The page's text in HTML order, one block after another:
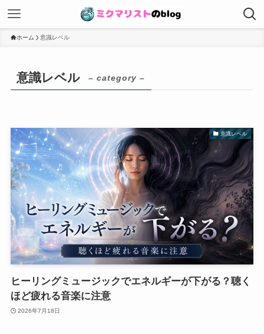
ホーム 意識レベル
意識レベル – category –
意識レベル
ヒーリングミュージックでエネルギーが下がる？聴く
ほど疲れる音楽に注意
2026年7月18日